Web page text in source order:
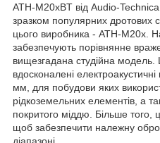
ATH-M20xBT від Audio-
зразком популярних дротових
цього виробника - ATH-M20x.
забезпечують порівнянне
вищезгадана студійна
вдосконалені
мм, для побудови яких
рідкоземельних елементів, а
покритого міддю. Більше того,
щоб забезпечити належну
діапазоні.